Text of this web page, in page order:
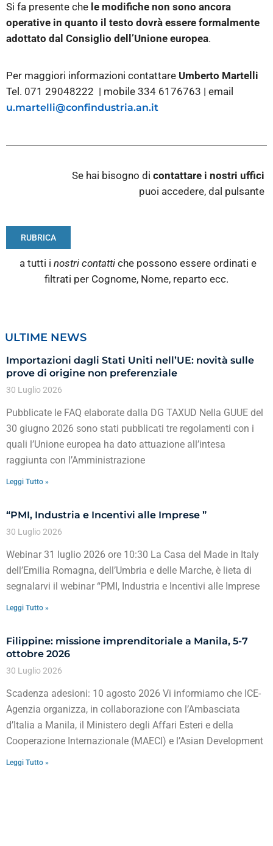
Si fa presente che le modifiche non sono ancora
operative in quanto il testo dovrà essere formalmente
adottato dal Consiglio dell’Unione europea.
Per maggiori informazioni contattare Umberto Martelli
Tel. 071 29048222 | mobile 334 6176763 | email
u.martelli@confindustria.an.it
Se hai bisogno di contattare i nostri uffici
puoi accedere, dal pulsante
RUBRICA
a tutti i nostri contatti che possono essere ordinati e
filtrati per Cognome, Nome, reparto ecc.
ULTIME NEWS
Importazioni dagli Stati Uniti nell’UE: novità sulle
prove di origine non preferenziale
30 Luglio 2026
Pubblicate le FAQ elaborate dalla DG TAXUD Nella GUUE del
30 giugno 2026 sono stati pubblicati tre regolamenti con i
quali l’Unione europea ha dato attuazione all’intesa
raggiunta con l’Amministrazione
Leggi Tutto »
“PMI, Industria e Incentivi alle Imprese ”
30 Luglio 2026
Webinar 31 luglio 2026 ore 10:30 La Casa del Made in Italy
dell’Emilia Romagna, dell’Umbria e delle Marche, è lieta di
segnalarvi il webinar “PMI, Industria e Incentivi alle Imprese
Leggi Tutto »
Filippine: missione imprenditoriale a Manila, 5-7
ottobre 2026
30 Luglio 2026
Scadenza adesioni: 10 agosto 2026 Vi informiamo che ICE-
Agenzia organizza, in collaborazione con l’Ambasciata
d’Italia a Manila, il Ministero degli Affari Esteri e della
Cooperazione Internazionale (MAECI) e l’Asian Development
Leggi Tutto »